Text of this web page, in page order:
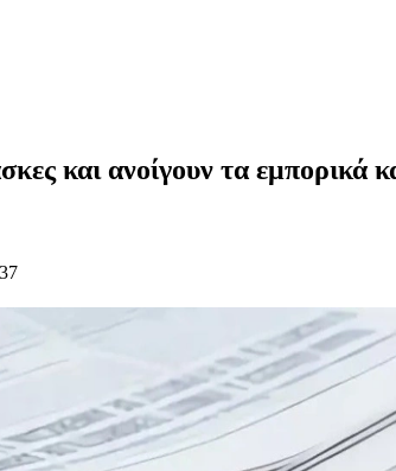
και ανοίγουν τα εμπορικά